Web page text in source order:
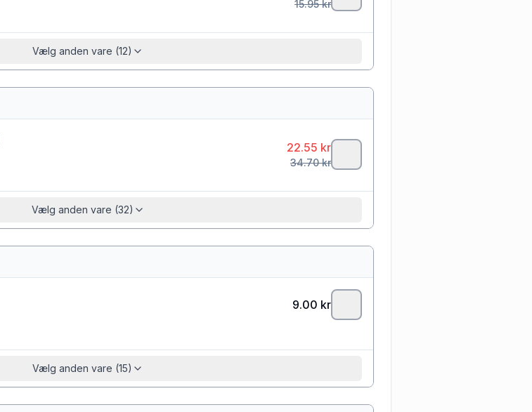
15.95kr
Vælg anden vare (12)
22.55 kr
34.70kr
Vælg anden vare (32)
9.00 kr
Vælg anden vare (15)